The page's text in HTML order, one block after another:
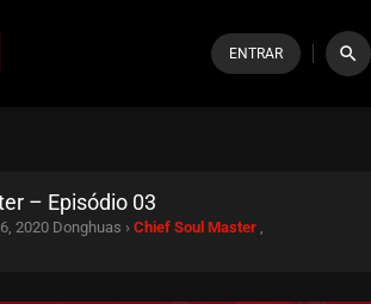
ENTRAR search
– Episódio 03
2020 Donghuas › Chief Soul Master